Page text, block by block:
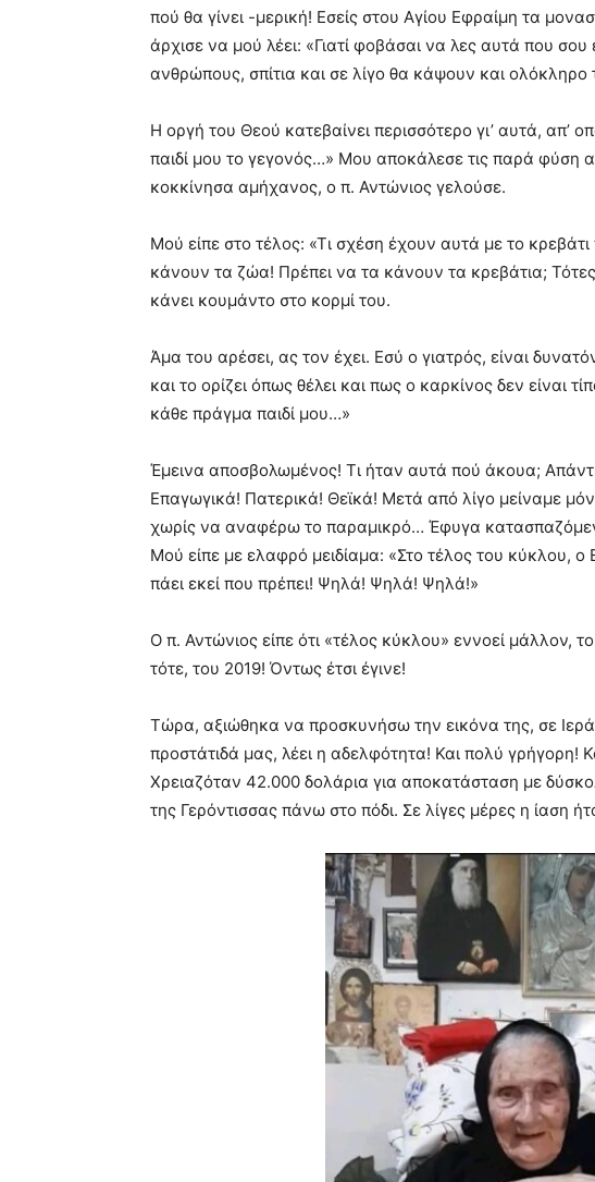
πού θα γίνει -μερική! Εσείς στου Αγίου Εφραίμη τα
άρχισε να μού λέει: «Γιατί φοβάσαι να λες αυτά που σου
ανθρώπους, σπίτια και σε λίγο θα κάψουν και ολόκληρο
Η οργή του Θεού κατεβαίνει περισσότερο γι’ αυτά, απ’
παιδί μου το γεγονός…» Μου αποκάλεσε τις παρά φύση
κοκκίνησα αμήχανος, ο π. Αντώνιος γελούσε.
Μού είπε στο τέλος: «Τι σχέση έχουν αυτά με το
κάνουν τα ζώα! Πρέπει να τα κάνουν τα κρεβάτια;
κάνει κουμάντο στο κορμί του.
Άμα του αρέσει, ας τον έχει. Εσύ ο γιατρός, είναι
και το ορίζει όπως θέλει και πως ο καρκίνος δεν είναι
κάθε πράγμα παιδί μου…»
Έμεινα αποσβολωμένος! Τι ήταν αυτά πού άκουα;
Επαγωγικά! Πατερικά! Θεϊκά! Μετά από λίγο μείναμε
χωρίς να αναφέρω το παραμικρό… Έφυγα
Μού είπε με ελαφρό μειδίαμα: «Στο τέλος του κύκλου,
πάει εκεί που πρέπει! Ψηλά! Ψηλά! Ψηλά!»
Ο π. Αντώνιος είπε ότι «τέλος κύκλου» εννοεί μάλλον,
τότε, του 2019! Όντως έτσι έγινε!
Τώρα, αξιώθηκα να προσκυνήσω την εικόνα της, σε
προστάτιδά μας, λέει η αδελφότητα! Και πολύ γρήγορη!
Χρειαζόταν 42.000 δολάρια για αποκατάσταση με
της Γερόντισσας πάνω στο πόδι. Σε λίγες μέρες η ίαση